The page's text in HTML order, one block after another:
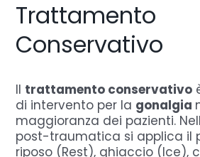
Trattamento
Conservativo
Il trattamento conservativo
di intervento per la gonalgia
maggioranza dei pazienti.
post-traumatica si applica il
riposo (Rest), ghiaccio (Ice),